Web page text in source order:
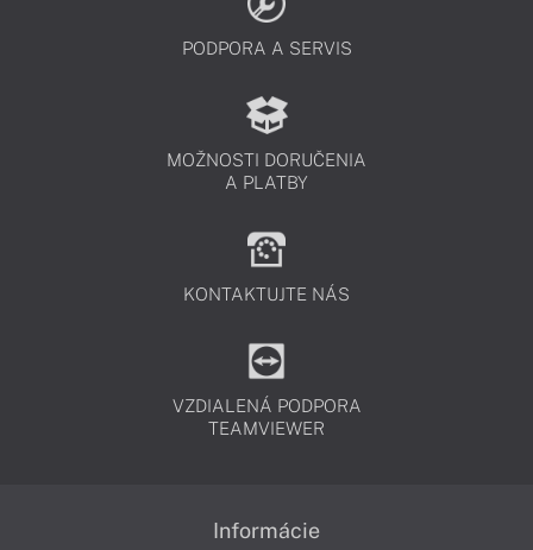
PODPORA A SERVIS
MOŽNOSTI DORUČENIA
A PLATBY
KONTAKTUJTE NÁS
VZDIALENÁ PODPORA
TEAMVIEWER
Informácie